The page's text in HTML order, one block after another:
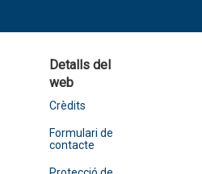
Detalls del
web
Crèdits
Formulari de
contacte